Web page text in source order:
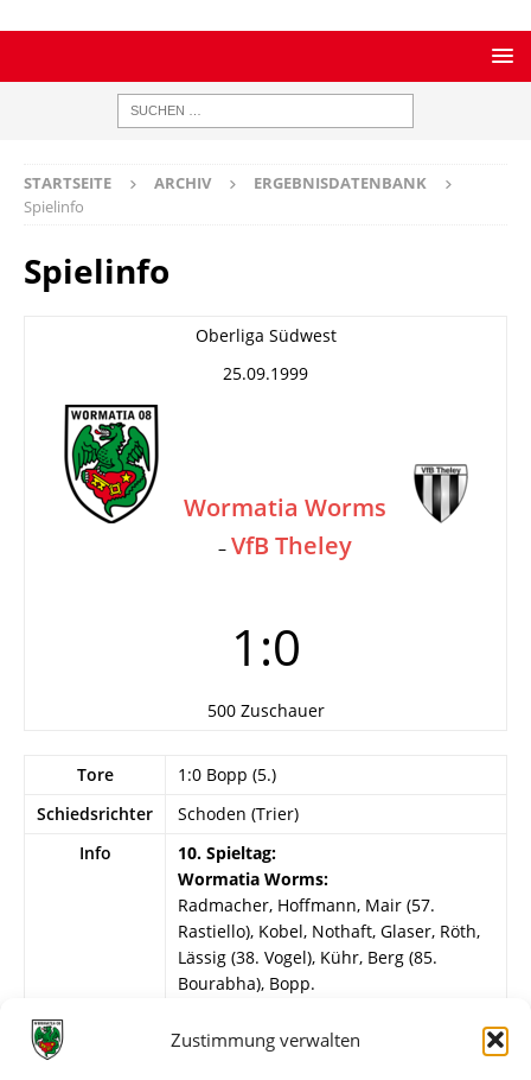
Zustimmung verwalten
STARTSEITE ARCHIV
ERGEBNISDATENBANK
Spielinfo
Spielinfo
Oberliga Südwest
25.09.1999
Wormatia Worms
– VfB Theley
1:0
500 Zuschauer
Tore
1:0 Bopp (5.)
Schiedsrichter
Schoden (Trier)
Info
10. Spieltag:
Wormatia Worms:
Radmacher, Hoffmann, Mair (57.
Rastiello), Kobel, Nothaft, Glaser, Röth,
Lässig (38. Vogel), Kühr, Berg (85.
Bourabha), Bopp.
VfB Theley:
Heckmann, Schneider, Rodens (70.